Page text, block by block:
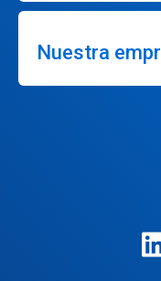
Nuestra